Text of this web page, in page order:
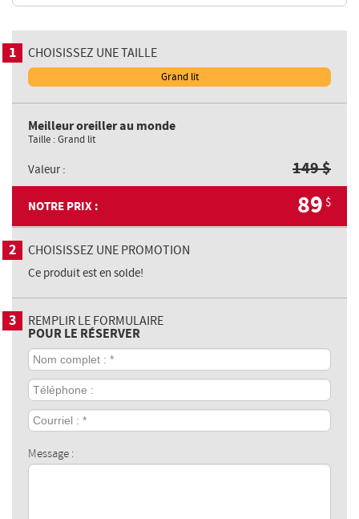
1 CHOISISSEZ UNE TAILLE
Grand lit
Meilleur oreiller au monde
Taille :Grand lit
Valeur : 149$
NOTRE PRIX : 89 $
2 CHOISISSEZ UNE PROMOTION
Ce produit est en solde!
3 REMPLIR LE FORMULAIRE
POUR LE RÉSERVER
Nom
complet
Téléphone
:
Courriel
:
Message :